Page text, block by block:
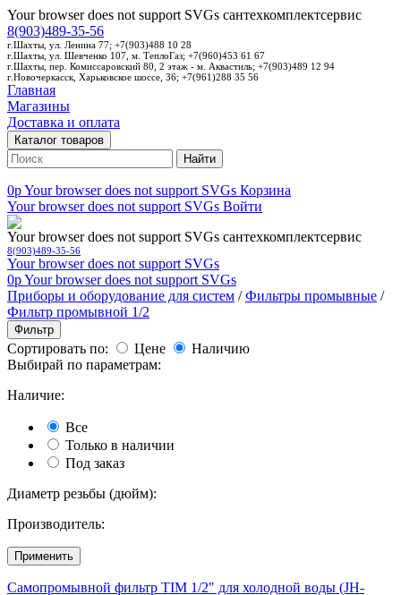
Your browser does not support SVGs сантехкомплектсервис
8(903)489-35-56
г.Шахты, ул. Ленина 77; +7(903)488 10 28
г.Шахты, ул. Шевченко 107, м. ТеплоГаз; +7(960)453 61 67
г.Шахты, пер. Комиссаровский 80, 2 этаж - м. Аквастиль; +7(903)489 12 94
г.Новочеркасск, Харьковское шоссе, 36; +7(961)288 35 56
Главная
Магазины
Доставка и оплата
Каталог товаров
Найти
0pYour browser does not support SVGs Корзина
Your browser does not support SVGs Войти
Your browser does not support SVGs сантехкомплектсервис
8(903)489-35-56
Your browser does not support SVGs
0pYour browser does not support SVGs
Приборы и оборудование для систем /Фильтры промывные /
Фильтр промывной 1/2
Фильтр
Сортировать по: Цене
Наличию
Выбирай по параметрам:
Наличие:
Все
Только в наличии
Под заказ
Диаметр резьбы (дюйм):
Производитель:
Применить
Самопромывной фильтр TIM 1/2" для холодной воды (JH-